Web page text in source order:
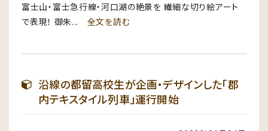
富士山・富士急行線・河口湖の絶景を 繊細な切り絵アート
で表現！ 御朱... 全文を読む
沿線の都留高校生が企画・デザインした「郡
内テキスタイル列車」運行開始